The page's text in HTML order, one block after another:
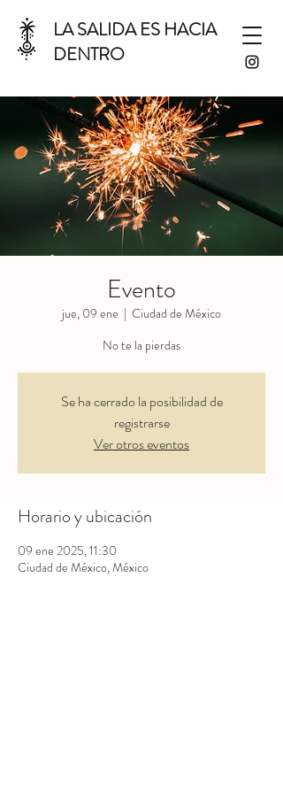
LA SALIDA ES HACIA
DENTRO
Evento
jue, 09 ene
  |
Ciudad de México
No te la pierdas
Se ha cerrado la posibilidad de
registrarse
Ver otros eventos
Horario y ubicación
09 ene 2025, 11:30
Ciudad de México, México